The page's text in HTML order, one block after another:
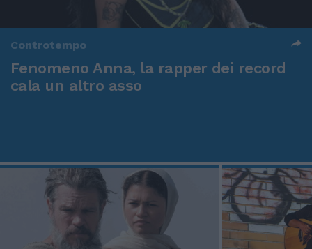
Controtempo
Fenomeno Anna, la rapper dei record
cala un altro asso